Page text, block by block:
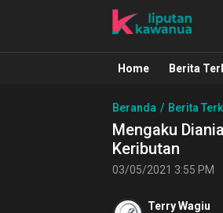
Liputan
Berita Manado,
Home Berita
Beranda Berita
Mengaku
Keributan
03/05/2021 3:55 PM
Terry Wagiu